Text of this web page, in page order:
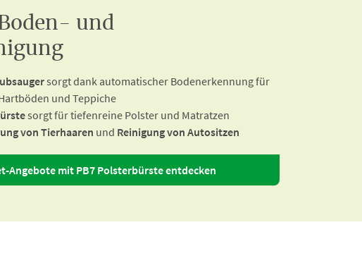
und
sorgt dank automatischer Bodenerkennung für
und Teppiche
sorgt für tiefenreine Polster und Matratzen
von Tierhaaren und Reinigung von Autositzen
Angebote mit PB7 Polsterbürste entdecken